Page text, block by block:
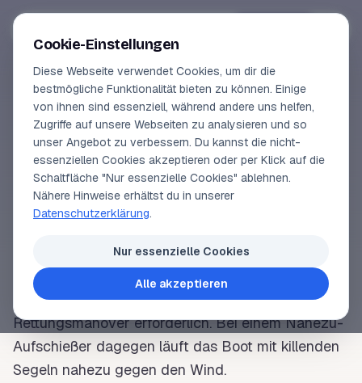
Online-Kurse
Vorschau
Erfahrungen
Lehrbuchautor
SEGELLEXIKON
Aufschießer
1. Drehen eines Segelbootes in den wahren
zu stoppen. Das Manöver wird auch als
Aufschießen
bezeichnet und ist zum Beispiel beim
Anlegen oder Ankern unter Segeln und beim
Rettungsmanöver erforderlich. Bei einemNahezu-
Aufschießer dagegen läuft das Boot mit killenden
Segeln nahezu gegen den Wind.
Cookie-Einstellungen
Diese Webseite verwendet Cookies, um dir die
bestmögliche Funktionalität bieten zu können. Einige
von ihnen sind essenziell, während andere uns helfen,
Zugriffe auf unsere Webseiten zu analysieren und so
unser Angebot zu verbessern. Du kannst die nicht-
essenziellen Cookies akzeptieren oder per Klick auf die
Schaltfläche "Nur essenzielle Cookies" ablehnen.
Nähere Hinweise erhältst du in unserer
Datenschutzerklärung.
Nur essenzielle Cookies
Alle akzeptieren